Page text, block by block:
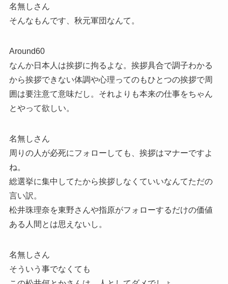
名無しさん
そんなもんです、秋元軍団なんて。
Around60
なんか日本人は挨拶に拘るよな。挨拶具合で調子わかる
から挨拶できない体調や心理ってのもひとつの挨拶で周
囲は要注意て意味だし。それよりも本来の仕事をちゃん
とやって欲しい。
名無しさん
周りの人が必死にフォローしても、挨拶はマナーですよ
ね。
総選挙に集中してたから挨拶しなくていいなんてただの
言い訳。
松井珠理奈を東野さんや指原がフォローするだけの価値
ある人間とは思えないし。
名無しさん
そういう事でなくても